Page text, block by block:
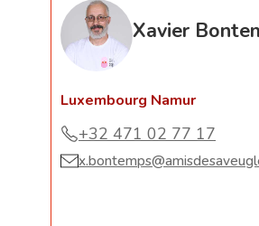
Xavier
Luxembourg Namur
+32 471 02 77 17